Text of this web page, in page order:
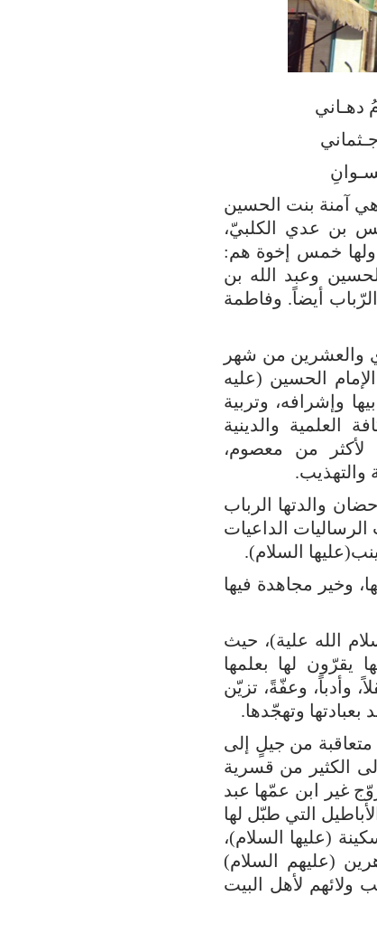
دهـاني
آمنة بنت الحسين
بن عدي الكلبيّ،
ولها خمس إخوة هم:
وعبد الله بن
أيضاً. وفاطمة
والعشرين من شهر
الحسين (عليه
وإشرافه، وتربية
العلمية والدينية
لأكثر من معصوم،
والتهذيب.
والدتها الرباب
الداعيات
السلام).
وخير مجاهدة فيها
الله علية)، حيث
يقرّون لها بعلمها
وأدباً، وعفّةً، تزيّن
وتهجّدها.
من جيلٍ إلى
الكثير من قسرية
غير ابن عمّها عبد
التي طبّل لها
(عليها السلام)،
(عليهم السلام)
ولائهم لأهل البيت